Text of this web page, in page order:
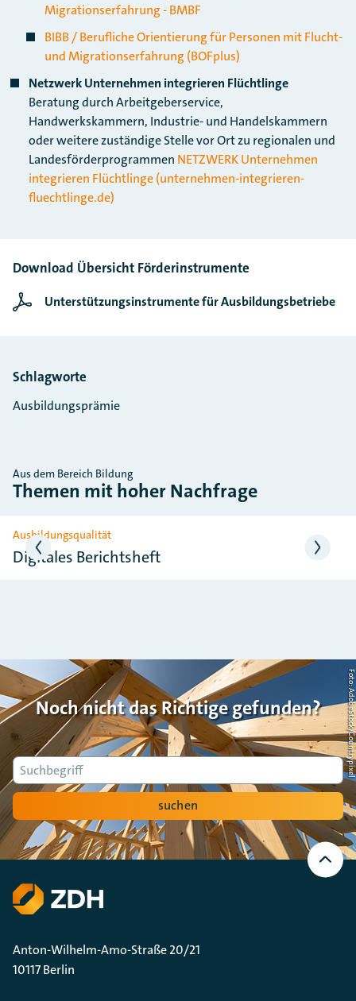
Migrationserfahrung - BMBF
BIBB / Berufliche Orientierung für Personen mit Flucht-
und Migrationserfahrung (BOFplus)
Netzwerk Unternehmen integrieren Flüchtlinge
​​​​​​​Beratung durch Arbeitgeberservice,
Handwerkskammern, Industrie- und Handelskammern
oder weitere zuständige Stelle vor Ort zu regionalen und
Landesförderprogrammen NETZWERK Unternehmen
integrieren Flüchtlinge (unternehmen-integrieren-
fluechtlinge.de)
Download Übersicht Förderinstrumente
Unterstützungsinstrumente für Ausbildungsbetriebe
Schlagworte
Ausbildungsprämie
Aus dem Bereich Bildung
Themen mit hoher Nachfrage
Slider überspringen
Ausbildungsqualität
Digitales Berichtsheft
Noch nicht das Richtige gefunden?
Suche
suchen
Foto: AdobeStock/Countrypixel
Nach
oben
Scrollen
Anton-Wilhelm-Amo-Straße 20/21
10117 Berlin